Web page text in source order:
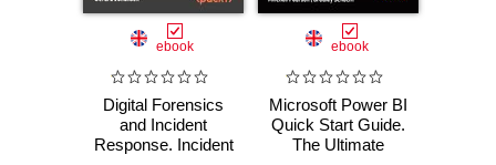
ebook
Digital Forensics
and Incident
Response. Incident
ebook
Microsoft Power BI
Quick Start Guide.
The Ultimate